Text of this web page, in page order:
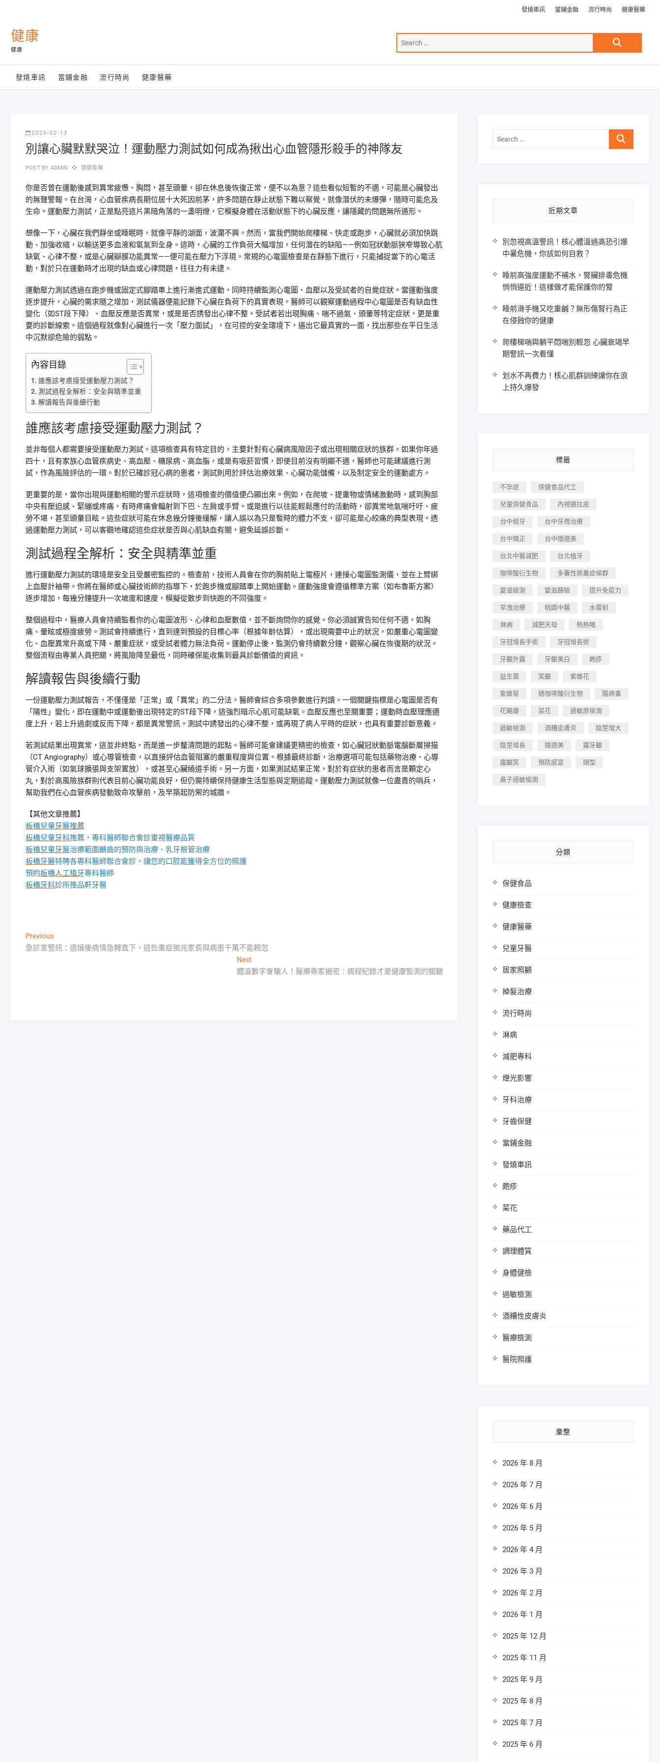
content
發燒車訊 當鋪金融 流行時尚 健康醫藥
健康
健康
Search
發燒車訊 當鋪金融 流行時尚 健康醫藥
2026-02-13
別讓心臟默默哭泣！運動壓力測試如何成為揪出心血管隱形殺手的神隊友
POST BY ADMIN 健康醫藥
你是否曾在運動後感到異常疲憊、胸悶，甚至頭暈，卻在休息後恢復正常，便不以為意？這些看似短暫的不適，可能是心臟發出
的無聲警報。在台灣，心血管疾病長期位居十大死因前茅，許多問題在靜止狀態下難以察覺，就像潛伏的未爆彈，隨時可能危及
生命。運動壓力測試，正是點亮這片黑暗角落的一盞明燈，它模擬身體在活動狀態下的心臟反應，讓隱藏的問題無所遁形。
想像一下，心臟在我們靜坐或睡眠時，就像平靜的湖面，波瀾不興。然而，當我們開始爬樓梯、快走或跑步，心臟就必須加快跳
動、加強收縮，以輸送更多血液和氧氣到全身。這時，心臟的工作負荷大幅增加，任何潛在的缺陷——例如冠狀動脈狹窄導致心肌
缺氧、心律不整，或是心臟瓣膜功能異常——便可能在壓力下浮現。常規的心電圖檢查是在靜態下進行，只能捕捉當下的心電活
動，對於只在運動時才出現的缺血或心律問題，往往力有未逮。
運動壓力測試透過在跑步機或固定式腳踏車上進行漸進式運動，同時持續監測心電圖、血壓以及受試者的自覺症狀。當運動強度
逐步提升，心臟的需求隨之增加，測試儀器便能記錄下心臟在負荷下的真實表現。醫師可以觀察運動過程中心電圖是否有缺血性
變化（如ST段下降）、血壓反應是否異常，或是是否誘發出心律不整。受試者若出現胸痛、喘不過氣、頭暈等特定症狀，更是重
要的診斷線索。這個過程就像對心臟進行一次「壓力面試」，在可控的安全環境下，逼出它最真實的一面，找出那些在平日生活
中沉默卻危險的弱點。
內容目錄
誰應該考慮接受運動壓力測試？
測試過程全解析：安全與精準並重
解讀報告與後續行動
誰應該考慮接受運動壓力測試？
並非每個人都需要接受運動壓力測試。這項檢查具有特定目的，主要針對有心臟病風險因子或出現相關症狀的族群。如果你年過
四十，且有家族心血管疾病史、高血壓、糖尿病、高血脂，或是有吸菸習慣，即使目前沒有明顯不適，醫師也可能建議進行測
試，作為風險評估的一環。對於已確診冠心病的患者，測試則用於評估治療效果、心臟功能儲備，以及制定安全的運動處方。
更重要的是，當你出現與運動相關的警示症狀時，這項檢查的價值便凸顯出來。例如，在爬坡、提重物或情緒激動時，感到胸部
中央有壓迫感、緊繃或疼痛，有時疼痛會輻射到下巴、左肩或手臂。或是進行以往能輕鬆應付的活動時，卻異常地氣喘吁吁、疲
勞不堪，甚至頭暈目眩。這些症狀可能在休息幾分鐘後緩解，讓人誤以為只是暫時的體力不支，卻可能是心絞痛的典型表現。透
過運動壓力測試，可以客觀地確認這些症狀是否與心肌缺血有關，避免延誤診斷。
測試過程全解析：安全與精準並重
進行運動壓力測試的環境是安全且受嚴密監控的。檢查前，技術人員會在你的胸前貼上電極片，連接心電圖監測儀，並在上臂綁
上血壓計袖帶。你將在醫師或心臟技術師的指導下，於跑步機或腳踏車上開始運動。運動強度會遵循標準方案（如布魯斯方案）
逐步增加，每幾分鐘提升一次坡度和速度，模擬從散步到快跑的不同強度。
整個過程中，醫療人員會持續監看你的心電圖波形、心律和血壓數值，並不斷詢問你的感覺。你必須誠實告知任何不適，如胸
痛、暈眩或極度疲勞。測試會持續進行，直到達到預設的目標心率（根據年齡估算），或出現需要中止的狀況，如嚴重心電圖變
化、血壓異常升高或下降、嚴重症狀，或受試者體力無法負荷。運動停止後，監測仍會持續數分鐘，觀察心臟在恢復期的狀況。
整個流程由專業人員把關，將風險降至最低，同時確保能收集到最具診斷價值的資訊。
解讀報告與後續行動
一份運動壓力測試報告，不僅僅是「正常」或「異常」的二分法。醫師會綜合多項參數進行判讀。一個關鍵指標是心電圖是否有
「陽性」變化，即在運動中或運動後出現特定的ST段下降，這強烈暗示心肌可能缺氧。血壓反應也至關重要；運動時血壓理應適
度上升，若上升過劇或反而下降，都是異常警訊。測試中誘發出的心律不整，或再現了病人平時的症狀，也具有重要診斷意義。
若測試結果出現異常，這並非終點，而是進一步釐清問題的起點。醫師可能會建議更精密的檢查，如心臟冠狀動脈電腦斷層掃描
（CT Angiography）或心導管檢查，以直接評估血管阻塞的嚴重程度與位置。根據最終診斷，治療選項可能包括藥物治療、心導
管介入術（如氣球擴張與支架置放），或甚至心臟繞道手術。另一方面，如果測試結果正常，對於有症狀的患者而言是顆定心
丸，對於高風險族群則代表目前心臟功能良好，但仍需持續保持健康生活型態與定期追蹤。運動壓力測試就像一位盡責的哨兵，
幫助我們在心血管疾病發動致命攻擊前，及早築起防禦的城牆。
【其他文章推薦】
板橋兒童牙醫推薦
板橋兒童牙科推薦，專科醫師聯合會診重視醫療品質
板橋兒童牙醫治療範圍齲齒的預防與治療、乳牙根管治療
板橋牙醫特聘各專科醫師聯合會診，讓您的口腔能獲得全方位的照護
預約板橋人工植牙專科醫師
板橋牙科診所推品軒牙醫
文
章
Previous
post:
急診室警訊：退燒後病情急轉直下，這些重症徵兆家長與病患千萬不能輕忽
NextNext
post:
體溫數字會騙人！醫療專家揭密：病程紀錄才是健康監測的關鍵
Search
近期文章
別忽視高溫警訊！核心體溫過高恐引爆
中暑危機，你該如何自救？
睡前高強度運動不補水，腎臟排毒危機
悄悄逼近！這樣做才能保護你的腎
睡前滑手機又吃重鹹？無形傷腎行為正
在侵蝕你的健康
爬樓梯喘與躺平悶喘別輕忽 心臟衰竭早
期警訊一次看懂
划水不再費力！核心肌群訓練讓你在浪
上持久爆發
標籤
不孕症 保健食品代工
兒童保健食品 內視鏡拉皮
台中假牙 台中牙周治療
台中矯正 台中隱適美
台北中醫減肥 台北植牙
咖啡酸衍生物 多囊性卵巢症候群
愛滋檢測 愛滋篩檢 提升免疫力
早洩治療 桃園中醫 水雷射
淋病 減肥天母 熱熱喝
牙冠增長手術 牙冠增長術
牙齦外露 牙齦美白 皰疹
益生菌 笑齦 紫錐花
紫錐菊 總咖啡酸衍生物 腸病毒
花賜康 菜花 過敏原檢測
過敏檢測 酒糟皮膚炎 陰莖增大
陰莖增長 隱適美 露牙齦
露齦笑 預防感冒 頭型
鼻子過敏檢測
分類
保健食品
健康檢查
健康醫藥
兒童牙醫
居家照顧
掉髮治療
流行時尚
淋病
減肥專科
燈光影響
牙科治療
牙齒保健
當鋪金融
發燒車訊
皰疹
菜花
藥品代工
調理體質
身體健檢
過敏檢測
酒糟性皮膚炎
醫療檢測
醫院照護
彙整
2026 年 8 月
2026 年 7 月
2026 年 6 月
2026 年 5 月
2026 年 4 月
2026 年 3 月
2026 年 2 月
2026 年 1 月
2025 年 12 月
2025 年 11 月
2025 年 9 月
2025 年 8 月
2025 年 7 月
2025 年 6 月